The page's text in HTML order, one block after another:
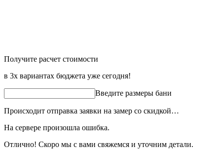
Получите расчет стоимости
в 3х вариантах бюджета уже сегодня!
Введите размеры бани
Происходит отправка заявки на замер со скидкой…
На сервере произошла ошибка.
Отлично! Скоро мы с вами свяжемся и уточним детали.